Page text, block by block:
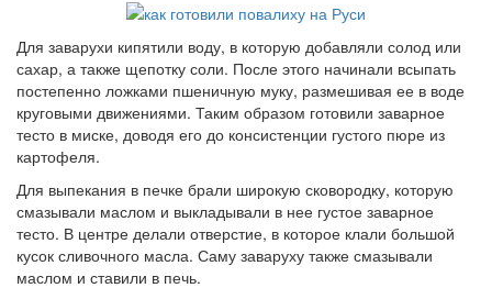
Для заварухи кипятили воду, в которую добавляли солод или
сахар, а также щепотку соли. После этого начинали всыпать
постепенно ложками пшеничную муку, размешивая ее в воде
круговыми движениями. Таким образом готовили заварное
тесто в миске, доводя его до консистенции густого пюре из
картофеля.
Для выпекания в печке брали широкую сковородку, которую
смазывали маслом и выкладывали в нее густое заварное
тесто. В центре делали отверстие, в которое клали большой
кусок сливочного масла. Саму заваруху также смазывали
маслом и ставили в печь.